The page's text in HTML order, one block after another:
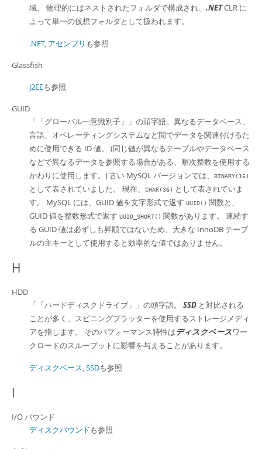
域。 物理的にはネストされたフォルダで構成され、 .NETCLR に
よって単一の仮想フォルダとして扱われます。
.NET, アセンブリ も参照
Glassfish
J2EEも参照
GUID
「 「グローバル一意識別子」 」 の頭字語。異なるデータベース、
言語、オペレーティングシステムなど間でデータを関連付けるた
めに使用できる ID 値。 (同じ値が異なるテーブルやデータベース
などで異なるデータを参照する場合がある、順次整数を使用する
かわりに使用します。) 古い MySQL バージョンでは、
BINARY(16)
として表されていました。 現在、 CHAR(36) として表されていま
す。 MySQL には、GUID 値を文字形式で返す UUID() 関数と、
GUID 値を整数形式で返す UUID_SHORT() 関数があります。 連続す
る GUID 値は必ずしも昇順ではないため、大きな InnoDB テーブ
ルの主キーとして使用すると効率的な値ではありません。
H
HDD
「 「ハードディスクドライブ」 」 の頭字語。 SSD と対比される
ことが多く、スピニングプラッターを使用するストレージメディ
アを指します。 そのパフォーマンス特性はディスクベースワー
クロードのスループットに影響を与えることがあります。
ディスクベース,SSDも参照
I
I/O バウンド
ディスクバウンドも参照